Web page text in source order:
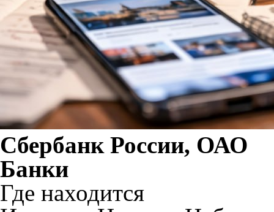
Сбербанк России, ОАО
Банки
Где находится